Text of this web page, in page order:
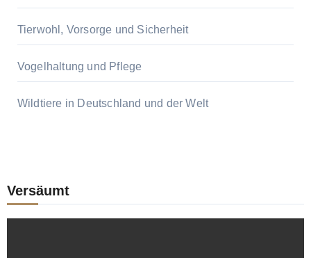
Tierwohl, Vorsorge und Sicherheit
Vogelhaltung und Pflege
Wildtiere in Deutschland und der Welt
Versäumt